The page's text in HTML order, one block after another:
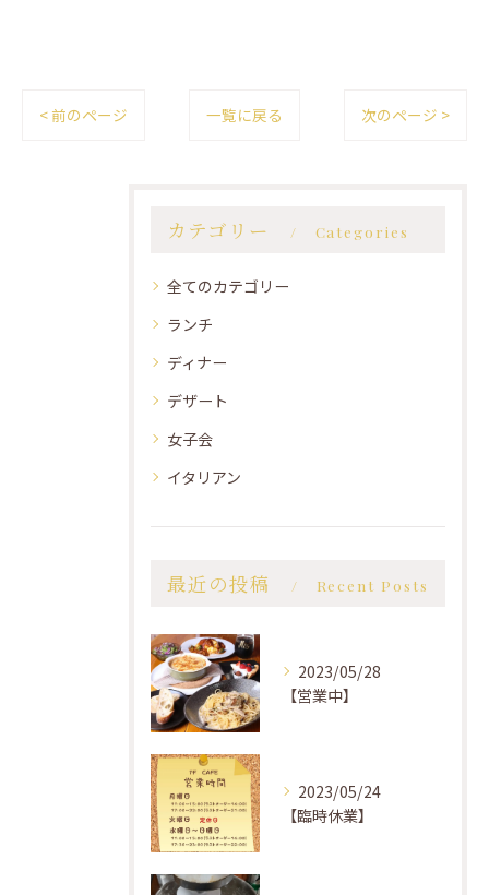
< 前のページ 一覧に戻る 次のページ >
カテゴリー Categories
全てのカテゴリー
ランチ
ディナー
デザート
女子会
イタリアン
最近の投稿 Recent Posts
2023/05/28
【営業中】
2023/05/24
【臨時休業】